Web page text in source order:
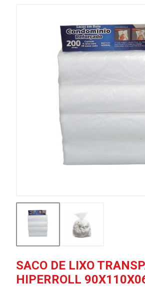
SACO DE LIXO
HIPERROLL